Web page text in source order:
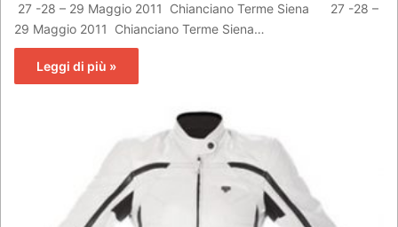
27 -28 – 29 Maggio 2011 Chianciano Terme Siena 27 -28 –
29 Maggio 2011 Chianciano Terme Siena…
Leggi di più »